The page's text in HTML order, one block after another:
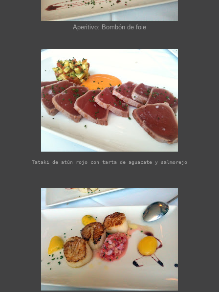
Aperitivo: Bombón de foie
Tataki de atún rojo con tarta de aguacate y salmorejo